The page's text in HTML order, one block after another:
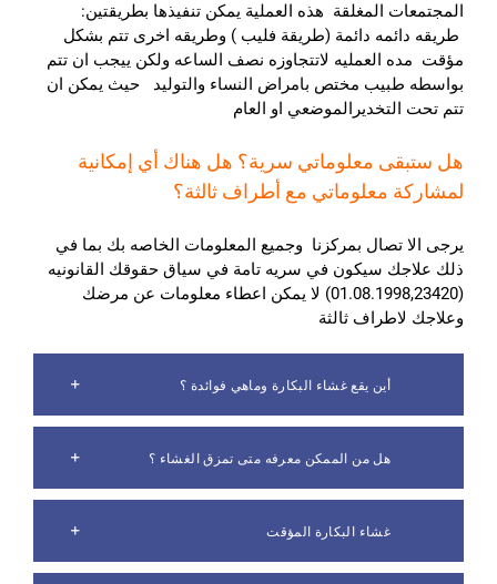
المجتمعات المغلقة هذه العملية يمكن تنفيذها بطريقتين:
طريقه دائمه دائمة (طريقة فليب ) وطريقه اخرى تتم بشكل
مؤقت مده العمليه لاتتجاوزه نصف الساعه ولكن ييجب ان تتم
بواسطه طبيب مختص بامراض النساء والتوليد حيث يمكن ان
تتم تحت التخديرالموضعي او العام
هل ستبقى معلوماتي سرية؟ هل هناك أي إمكانية
لمشاركة معلوماتي مع أطراف ثالثة؟
يرجى الا تصال بمركزنا وجميع المعلومات الخاصه بك بما في
ذلك علاجك سيكون في سريه تامة في سياق حقوقك القانونيه
(01.08.1998,23420) لا يمكن اعطاء معلومات عن مرضك
وعلاجك لاطراف ثالثة
أين يقع غشاء البكارة وماهي فوائدة ؟
هل من الممكن معرفه متى تمزق الغشاء ؟
غشاء البكارة المؤقت